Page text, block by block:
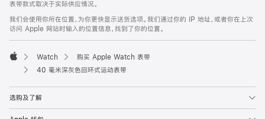
页
脚
表带款式取决于实际供应情况。
我们会使用你所在位置，为你更快显示送货选项。我们通过你的 IP 地址，或者你在上次
访问 Apple 网站时输入的位置信息，找到了你的位置。
Apple
Watch
购买 Apple Watch 表带
40 毫米深灰色回环式运动表带
选购及了解